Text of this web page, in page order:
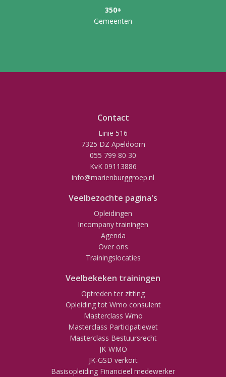
350+
Gemeenten
Contact
Linie 516
7325 DZ Apeldoorn
055 799 80 30
KvK 09113886
info@marienburggroep.nl
Veelbezochte pagina's
Opleidingen
Incompany trainingen
Agenda
Over ons
Trainingslocaties
Veelbekeken trainingen
Optreden ter zitting
Opleiding tot Wmo consulent
Masterclass Wmo
Masterclass Participatiewet
Masterclass Bestuursrecht
JK-WMO
JK-GSD verkort
Basisopleiding Financieel medewerker